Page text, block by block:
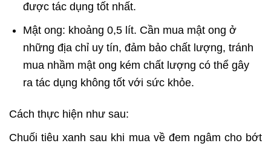
được tác dụng tốt nhất.
Mật ong: khoảng 0,5 lít. Cần mua mật ong ở
những địa chỉ uy tín, đảm bảo chất lượng, tránh
mua nhầm mật ong kém chất lượng có thể gây
ra tác dụng không tốt với sức khỏe.
Cách thực hiện như sau:
Chuối tiêu xanh sau khi mua về đem ngâm cho bớt